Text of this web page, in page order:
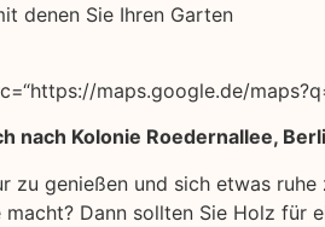
denen Sie Ihren Garten
maps.google.de/
nach Kolonie Roedernallee,
zu genießen und sich etwas
Dann sollten Sie Holz